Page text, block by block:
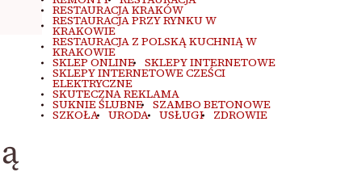
RESTAURACJA KRAKÓW
RESTAURACJA PRZY RYNKU W
KRAKOWIE
RESTAURACJA Z POLSKĄ KUCHNIĄ W
KRAKOWIE
SKLEP ONLINE SKLEPY INTERNETOWE
SKLEPY INTERNETOWE CZEŚCI
ELEKTRYCZNE
SKUTECZNA REKLAMA
SUKNIE ŚLUBNE SZAMBO BETONOWE
SZKOŁA URODA USŁUGI ZDROWIE